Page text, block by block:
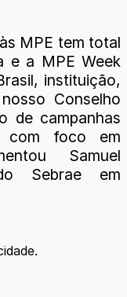
MPE tem total
e a MPE Week
instituição,
Conselho
de campanhas
com foco em
Samuel
Sebrae em